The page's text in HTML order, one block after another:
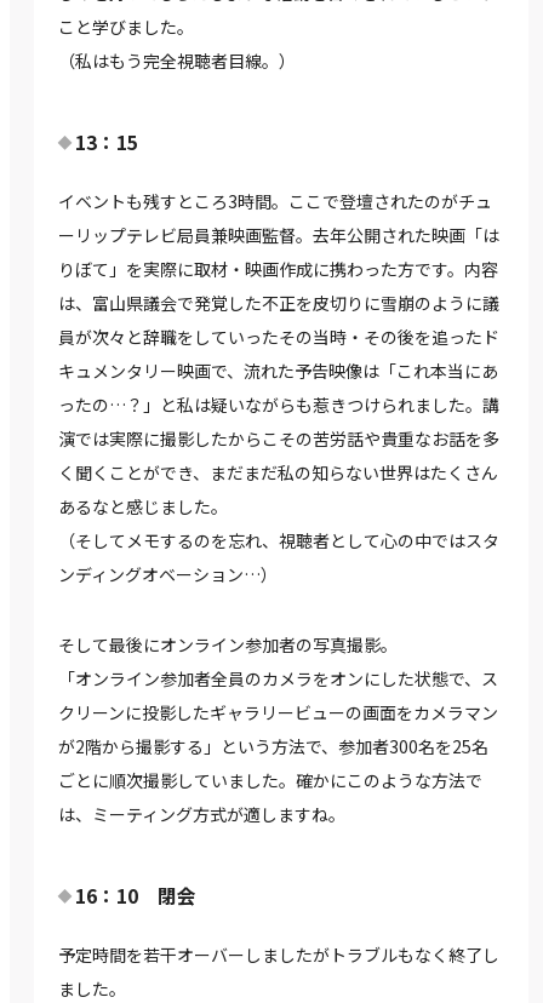
こと学びました。
（私はもう完全視聴者目線。）
13：15
イベントも残すところ3時間。ここで登壇されたのがチュ
ーリップテレビ局員兼映画監督。去年公開された映画「は
りぼて」を実際に取材・映画作成に携わった方です。内容
は、富山県議会で発覚した不正を皮切りに雪崩のように議
員が次々と辞職をしていったその当時・その後を追ったド
キュメンタリー映画で、流れた予告映像は「これ本当にあ
ったの…？」と私は疑いながらも惹きつけられました。講
演では実際に撮影したからこその苦労話や貴重なお話を多
く聞くことができ、まだまだ私の知らない世界はたくさん
あるなと感じました。
（そしてメモするのを忘れ、視聴者として心の中ではスタ
ンディングオベーション…）
そして最後にオンライン参加者の写真撮影。
「オンライン参加者全員のカメラをオンにした状態で、ス
クリーンに投影したギャラリービューの画面をカメラマン
が2階から撮影する」という方法で、参加者300名を25名
ごとに順次撮影していました。確かにこのような方法で
は、ミーティング方式が適しますね。
16：10 閉会
予定時間を若干オーバーしましたがトラブルもなく終了し
ました。